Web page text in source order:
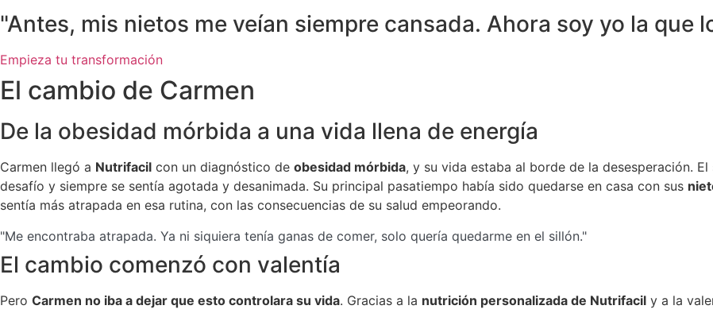
"Antes, mis nietos me veían siempre cansada. Ahora soy yo la que
Empieza tu transformación
El cambio de Carmen
De la obesidad mórbida a una vida llena de energía
Carmen llegó a Nutrifacil con un diagnóstico de obesidad mórbida, y su vida estaba al borde de la desesperación.
desafío y siempre se sentía agotada y desanimada. Su principal pasatiempo había sido quedarse en casa con sus
sentía más atrapada en esa rutina, con las consecuencias de su salud empeorando.
"Me encontraba atrapada. Ya ni siquiera tenía ganas de comer, solo quería quedarme en el sillón."
El cambio comenzó con valentía
Pero Carmen no iba a dejar que esto controlara su vida. Gracias a la nutrición personalizada de Nutrifacil y a la